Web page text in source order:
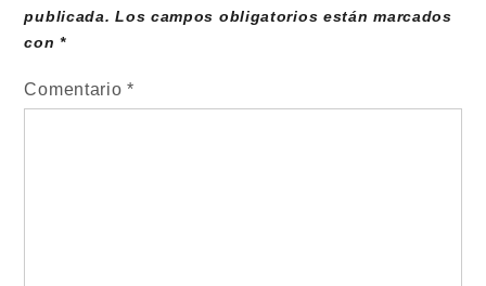
publicada. Los campos obligatorios están marcados
con*
Comentario*